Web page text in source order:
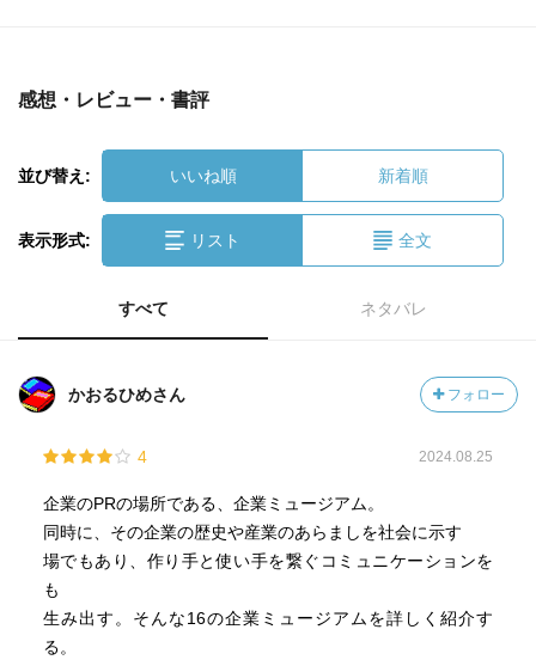
感想・レビュー・書評
並び替え: いいね順 新着順
表示形式: リスト 全文
すべて ネタバレ
かおるひめさん フォロー
4 2024.08.25
企業のPRの場所である、企業ミュージアム。
同時に、その企業の歴史や産業のあらましを社会に示す
場でもあり、作り手と使い手を繋ぐコミュニケーションを
も
生み出す。そんな16の企業ミュージアムを詳しく紹介す
る。